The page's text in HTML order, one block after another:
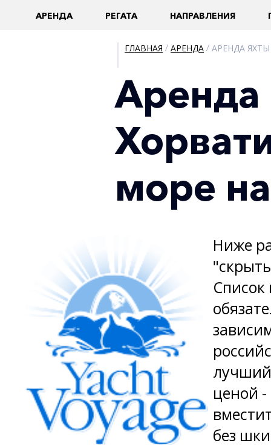
AРЕНДА РЕГАТА НАПРАВЛЕНИЯ
ГЛАВНАЯ / АРЕНДА / АРЕНДА
Аренда
море
Ниже
Список
лучший
ценой
без